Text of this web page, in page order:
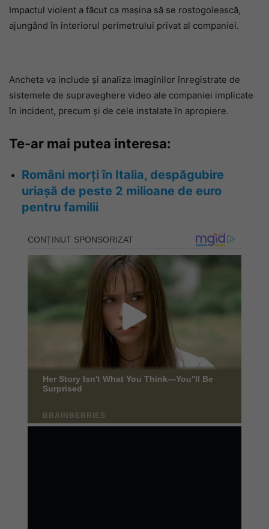
Impactul violent a făcut ca mașina să se rostogolească,
ajungând în interiorul perimetrului privat al companiei.
Ancheta va include și analiza imaginilor înregistrate de
sistemele de supraveghere video ale companiei implicate
în incident, precum și de cele instalate în apropiere.
Te-ar mai putea interesa:
Români morți în Italia, despăgubire
uriașă de peste 2 milioane de euro
pentru familii